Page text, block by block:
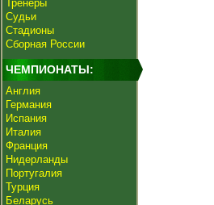
Тренеры
Судьи
Стадионы
Сборная России
ЧЕМПИОНАТЫ:
Англия
Германия
Испания
Италия
Франция
Нидерланды
Португалия
Турция
Беларусь